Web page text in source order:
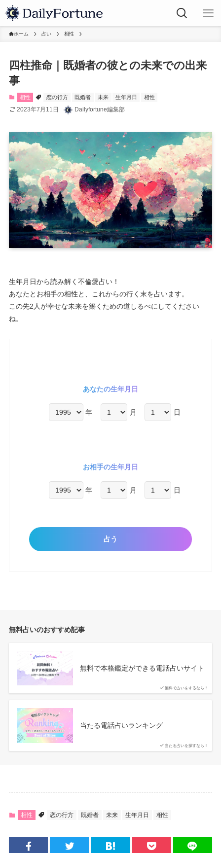
ホーム 占い 相性
四柱推命｜既婚者の彼との未来での出来
事
相性 恋の行方 既婚者 未来 生年月日 相性
2023年7月11日 Dailyfortune編集部
生年月日から読み解く不倫愛占い！
あなたとお相手の相性と、これからの行く末を占います。
この先2人が幸せな未来を築くための道しるべにしてください
ね。
あなたの生年月日
年 月 日
お相手の生年月日
年 月 日
無料占いのおすすめ記事
無料で占いをするなら！
無料で本格鑑定ができる電話占いサイト
当たる占いを探すなら！
当たる電話占いランキング
相性 恋の行方 既婚者 未来 生年月日 相性